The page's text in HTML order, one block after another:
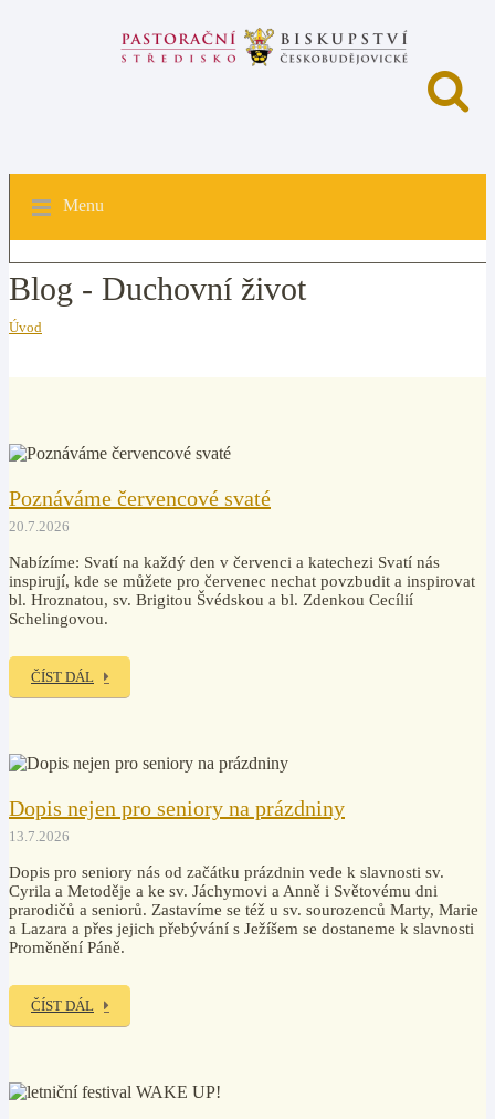
Menu
Blog - Duchovní život
Úvod
Poznáváme červencové svaté
20.7.2026
Nabízíme: Svatí na každý den v červenci a katechezi Svatí nás
inspirují, kde se můžete pro červenec nechat povzbudit a inspirovat
bl. Hroznatou, sv. Brigitou Švédskou a bl. Zdenkou Cecílií
Schelingovou.
ČÍST DÁL
Dopis nejen pro seniory na prázdniny
13.7.2026
Dopis pro seniory nás od začátku prázdnin vede k slavnosti sv.
Cyrila a Metoděje a ke sv. Jáchymovi a Anně i Světovému dni
prarodičů a seniorů. Zastavíme se též u sv. sourozenců Marty, Marie
a Lazara a přes jejich přebývání s Ježíšem se dostaneme k slavnosti
Proměnění Páně.
ČÍST DÁL